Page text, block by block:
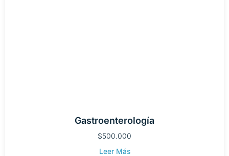
Gastroenterología
$500.000
Leer Más